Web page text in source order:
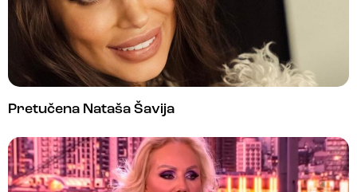
Pretučena Nataša Šavija